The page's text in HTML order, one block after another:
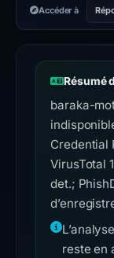
Accéder à
Résumé
baraka-
Credential
VirusTotal
det.;
reste en